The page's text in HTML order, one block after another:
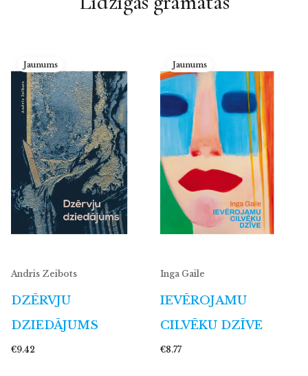
Jaunums
Andris Zeibots
DZĒRVJU
DZIEDĀJUMS
€9.42
Jaunums
Inga Gaile
IEVĒROJAMU
CILVĒKU DZĪVE
€8.77